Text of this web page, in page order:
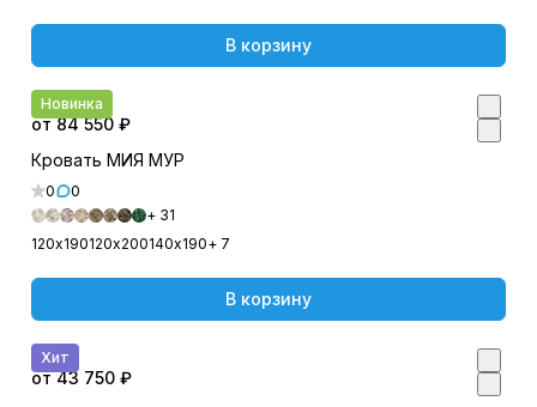
В корзину
Новинка
от 84 550 ₽
Кровать МИЯ МУР
0
0
+ 31
120х190120х200140х190+ 7
В корзину
Хит
от 43 750 ₽